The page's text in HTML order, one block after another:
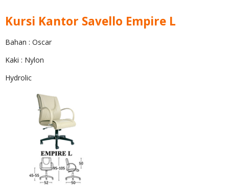
Kursi Kantor Savello Empire L
Bahan : Oscar
Kaki : Nylon
Hydrolic